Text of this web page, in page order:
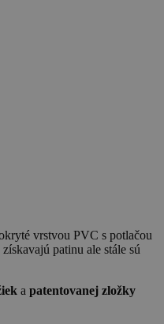
vrstvou PVC s potlačou
patinu ale stále sú
a patentovanej zložky